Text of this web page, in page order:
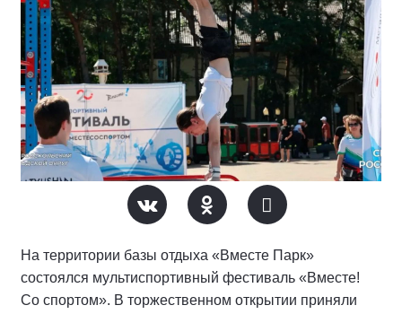
На территории базы отдыха «Вместе Парк»
состоялся мультиспортивный фестиваль «Вместе!
Со спортом». В торжественном открытии приняли